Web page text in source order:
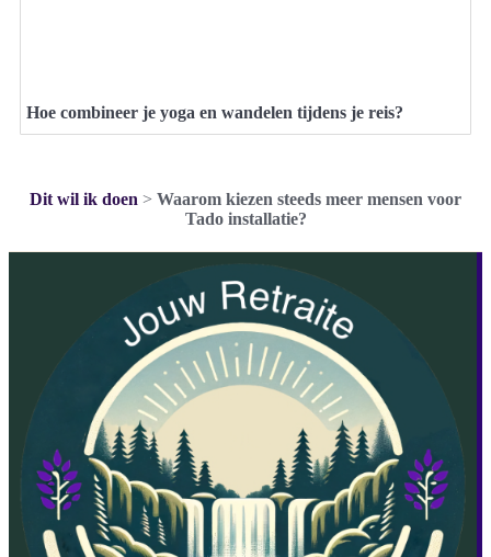
Hoe combineer je yoga en wandelen tijdens je reis?
Dit wil ik doen > Waarom kiezen steeds meer mensen voor
Tado installatie?